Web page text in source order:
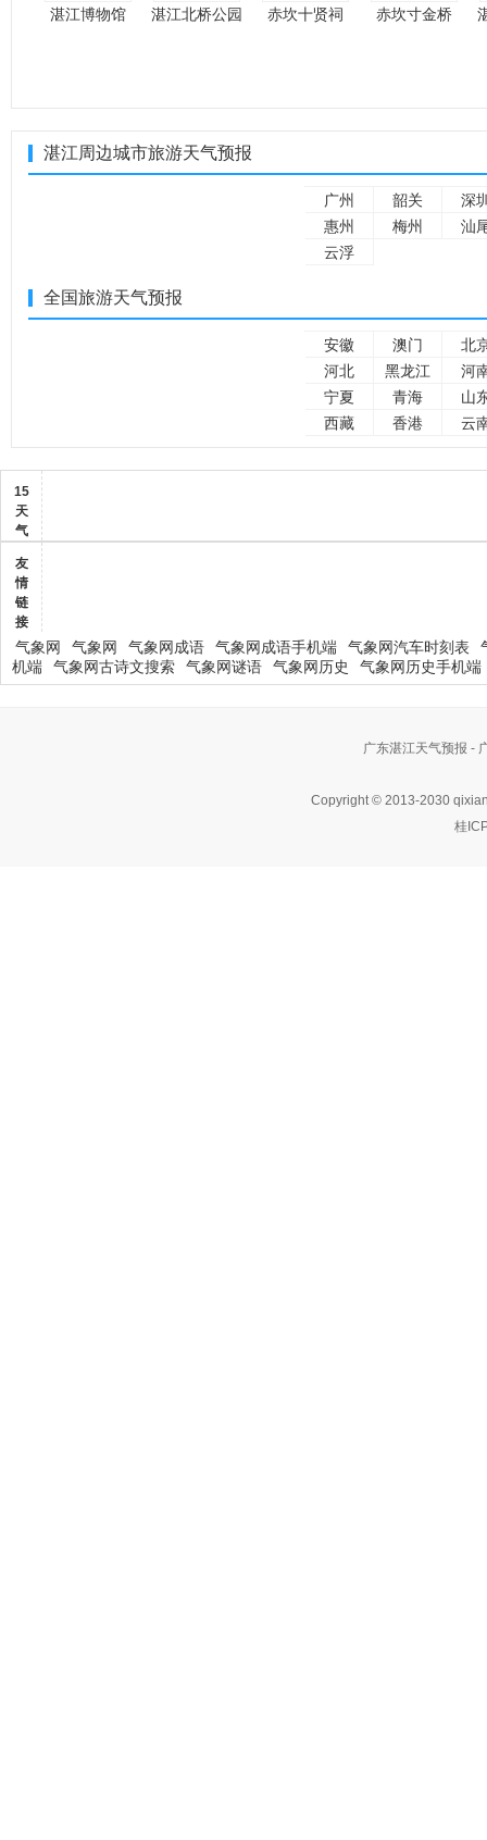
湛江博物馆 湛江北桥公园 赤坎十贤祠 赤坎寸金桥
湛江周边城市旅游天气预报
广州 韶关
深
惠州
梅州
汕
云浮
全国旅游天气预报
安徽 澳门
北
河北
黑龙江
河
宁夏
青海
山
西藏
香港 云
15
天
气
友
情
链
接
气象网 气象网 气象网成语 气象网成语手机端 气象网汽车时刻表
机端
气象网古诗文搜索 气象网谜语 气象网历史 气象网历史手机端
广东湛江天气预报 -
Copyright © 2013-2030
桂